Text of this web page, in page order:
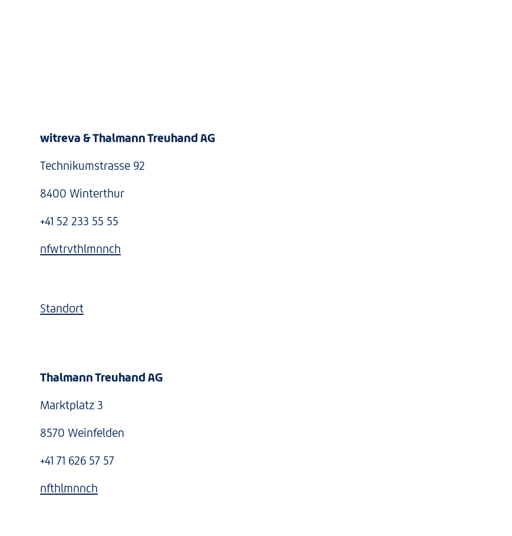
witreva & Thalmann Treuhand AG
Technikumstrasse 92
8400 Winterthur
+41 52 233 55 55
nfwtrvthlmnnch
Standort
Thalmann Treuhand AG
Marktplatz 3
8570 Weinfelden
+41 71 626 57 57
nfthlmnnch